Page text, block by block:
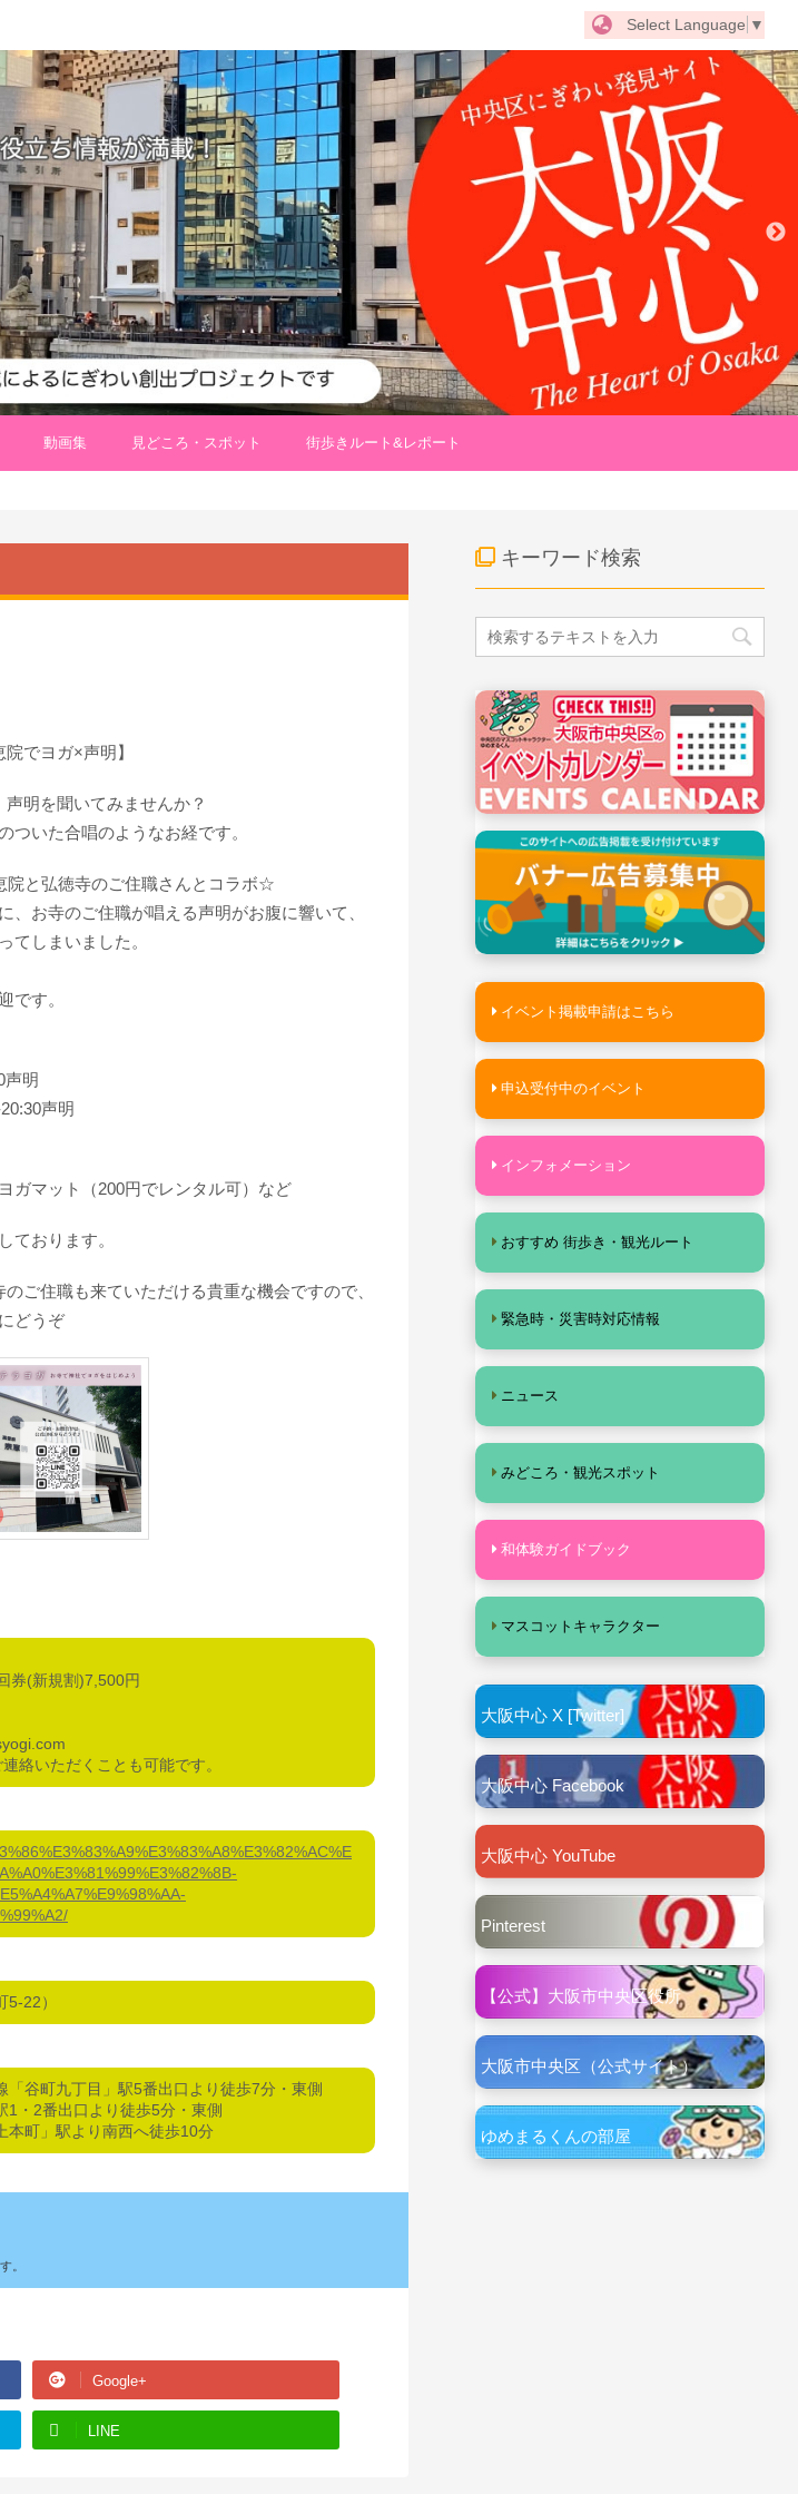
Select Language ▼
動画集 見どころ・スポット 街歩きルート&レポート
でヨガ×声明】
明を聞いてみませんか？
ついた合唱のようなお経です。
院と弘徳寺のご住職さんとコラボ☆
、お寺のご住職が唱える声明がお腹に響いて、
てしまいました。
です。
明
声明
ガマット（200円でレンタル可）など
ております。
ご住職も来ていただける貴重な機会ですので、
どうぞ
券(新規割)7,500円
絡いただくことも可能です。
22）
「谷町九丁目」駅5番出口より徒歩7分・東側
1・2番出口より徒歩5分・東側
本町」駅より南西へ徒歩10分
。
Google+
LINE
キーワード検索
イベント掲載申請はこちら
申込受付中のイベント
インフォメーション
おすすめ 街歩き・観光ルート
緊急時・災害時対応情報
ニュース
みどころ・観光スポット
和体験ガイドブック
マスコットキャラクター
大阪中心 X [Twitter]
大阪中心 Facebook
大阪中心 YouTube
Pinterest
【公式】大阪市中央区役所
大阪市中央区（公式サイト）
ゆめまるくんの部屋